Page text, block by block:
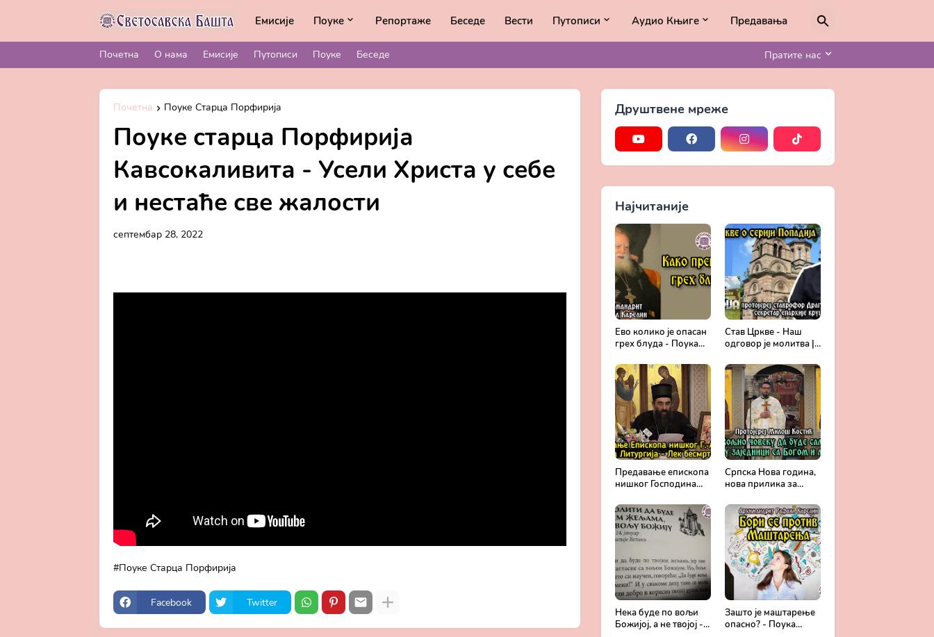
Емисије Поуке Репортаже Беседе Вести Путописи Аудио Књиге Предавања
Почетна О нама Емисије Путописи Поуке Беседе Пратите нас
Почетна Поуке Старца Порфирија
Поуке старца Порфирија
Кавсокаливита - Усели Христа у себе
и нестаће све жалости
септембар 28, 2022
Поуке Старца Порфирија
Facebook Twitter
Друштвене мреже
Најчитаније
Ево колико је опасан
грех блуда - Поука
Рафаила Карелина
Став Цркве - Наш
одговор је молитва |
крушевачке, отац
Драги Вешковац
Предавање епископа
нишког Господина
Литургија, лек
бесмртности -
Православље и
медицина
Српска Нова година,
нова прилика за
са Живим Богом -
Протојереј Милош
Костић
Нека буде по вољи
Божијој, а не твојој -
Зашто је маштарење
опасно? - Поука